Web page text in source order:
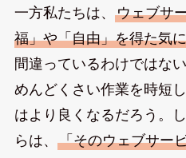
一方私たちは、 ウェブサ
福」や「自由」を得た気
間違っているわけではな
めんどくさい作業を時短
はより良くなるだろう。
らは、 「そのウェブサー